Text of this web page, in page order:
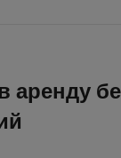
аренду